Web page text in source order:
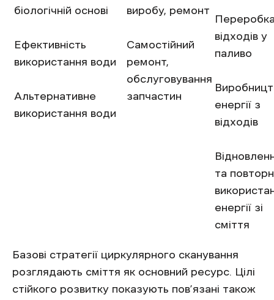
біологічній основі
Ефективність
використання води
Альтернативне
використання води
виробу, ремонт
Самостійний
ремонт,
обслуговування
запчастин
відходів у
паливо
енергії з
відходів
та
енергії зі
сміття
Базові стратегії циркулярного сканування
розглядають сміття як основний ресурс. Цілі
стійкого розвитку показують пов’язані також